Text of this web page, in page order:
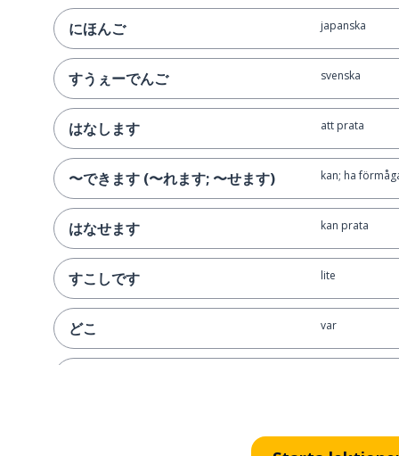
にほんご japanska
すうぇーでんご svenska
はなします att prata
〜できます (〜れます; 〜せます) kan; ha
はなせます kan prata
すこしです lite
どこ var